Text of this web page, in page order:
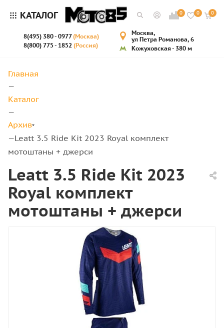
КАТАЛОГ 0 0 0
8(495) 380 - 0977(Москва)
8(800) 775 - 1852 (Россия)
Москва,
ул Петра Романова, 6
Кожуховская - 380 м
Главная
—
Каталог
—
Архив
—Leatt 3.5 Ride Kit 2023 Royal комплект
мотоштаны + джерси
Leatt 3.5 Ride Kit 2023
Royal комплект
мотоштаны + джерси